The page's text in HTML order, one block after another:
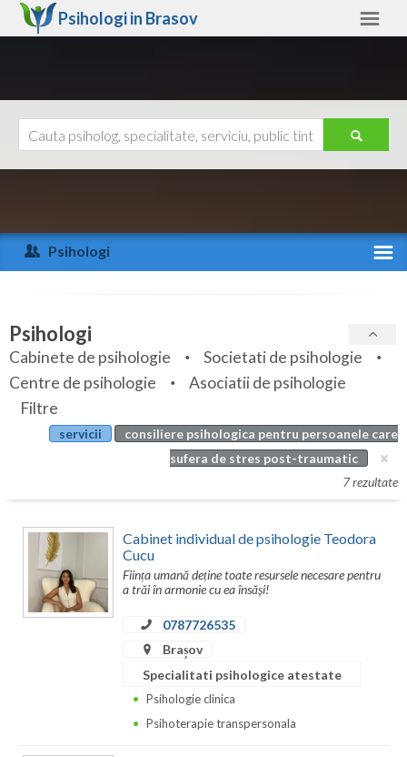
Psihologi in Brasov
Arad
Arges
Bihor
Bistrita-Nasaud
Botosani
Bucuresti
Buzau
Calarasi
Ajutor
Psihologi
Specialitati
Servicii
Articole
Evenimente
Psihologi
Cabinete de psihologie
Societati de psihologie
Centre de psihologie
Asociatii de psihologie
Filtre
servicii
consiliere psihologica pentru persoanele care
sufera de stres post-traumatic
7 rezultate
Cabinet individual de psihologie Teodora
Cucu
Ființa umană deține toate resursele necesare pentru
a trăi în armonie cu ea însăși!
0787726535
Brașov
Specialitati psihologice atestate
Psihologie clinica
Psihoterapie transpersonala